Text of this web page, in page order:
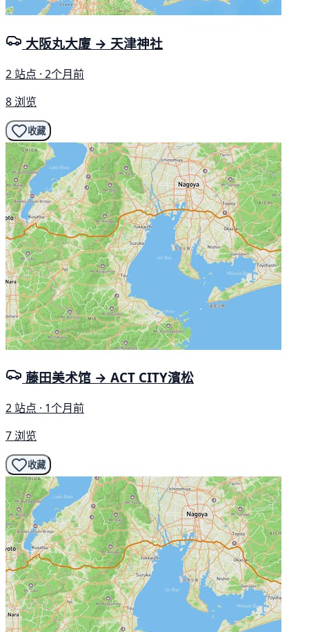
大阪丸大廈 → 天津神社
2 站点 · 2个月前
8 浏览
收藏
藤田美术馆 → ACT CITY濱松
2 站点 · 1个月前
7 浏览
收藏